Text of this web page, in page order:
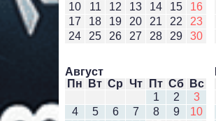
10
11 12 13 14 15
16
17
18 19 20 21 22
23
24
25 26 27 28 29 30
Август
Пн
Вт Ср Чт Пт Сб
Вс
1
2
3
4
5 6 7 8 9
10